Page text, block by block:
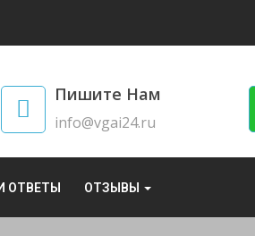
Пишите Нам
info@vgai24.ru
ОТВЕТЫ ОТЗЫВЫ